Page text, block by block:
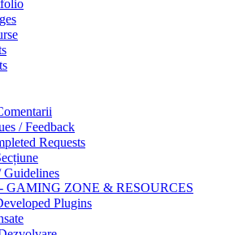
/ Feedback
Requests
GAMING ZONE & RESOURCES
Plugins